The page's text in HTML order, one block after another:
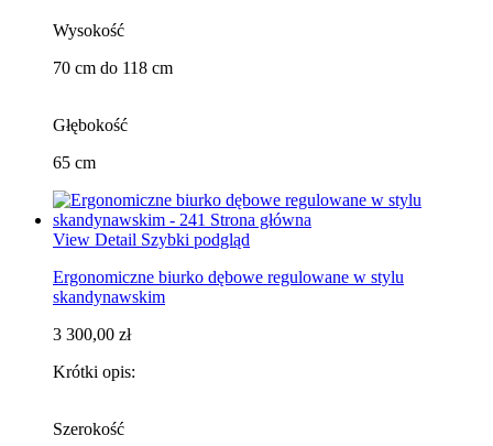
Wysokość
70 cm do 118 cm
Głębokość
65 cm
View Detail Szybki podgląd
Ergonomiczne biurko dębowe regulowane w stylu
skandynawskim
3 300,00 zł
Krótki opis:
Szerokość